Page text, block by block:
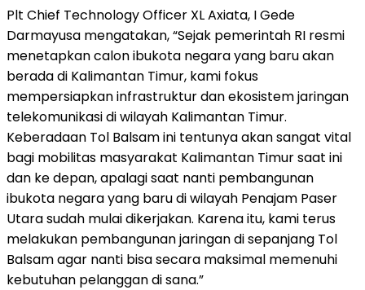
Plt Chief Technology Officer XL Axiata, I Gede
Darmayusa mengatakan, “Sejak pemerintah RI resmi
menetapkan calon ibukota negara yang baru akan
berada di Kalimantan Timur, kami fokus
mempersiapkan infrastruktur dan ekosistem jaringan
telekomunikasi di wilayah Kalimantan Timur.
Keberadaan Tol Balsam ini tentunya akan sangat vital
bagi mobilitas masyarakat Kalimantan Timur saat ini
dan ke depan, apalagi saat nanti pembangunan
ibukota negara yang baru di wilayah Penajam Paser
Utara sudah mulai dikerjakan. Karena itu, kami terus
melakukan pembangunan jaringan di sepanjang Tol
Balsam agar nanti bisa secara maksimal memenuhi
kebutuhan pelanggan di sana.”